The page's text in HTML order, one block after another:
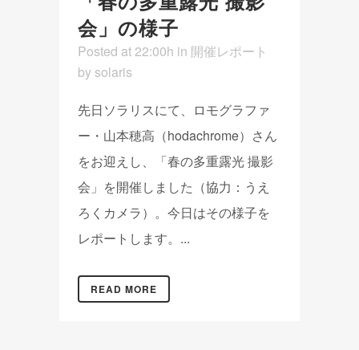
会」の様子
Posted at 22:00h in 開催レポート
by solaris
先日ソラリスにて、ロモグラファ
ー・山本穂高（hodachrome）さん
をお迎えし、「春の多重露光 撮影
会」を開催しました（協力：うえ
ろくカメラ）。今日はその様子を
レポートします。...
READ MORE